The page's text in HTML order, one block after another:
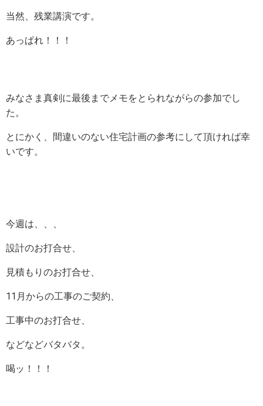
当然、残業講演です。
あっぱれ！！！
みなさま真剣に最後までメモをとられながらの参加でし
た。
とにかく、間違いのない住宅計画の参考にして頂ければ幸
いです。
今週は、、、
設計のお打合せ、
見積もりのお打合せ、
11月からの工事のご契約、
工事中のお打合せ、
などなどバタバタ。
喝ッ！！！